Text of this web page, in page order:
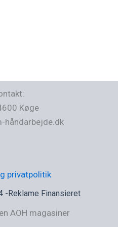
Køge
håndarbejde.dk
privatpolitik
-Reklame Finansieret
AOH magasiner